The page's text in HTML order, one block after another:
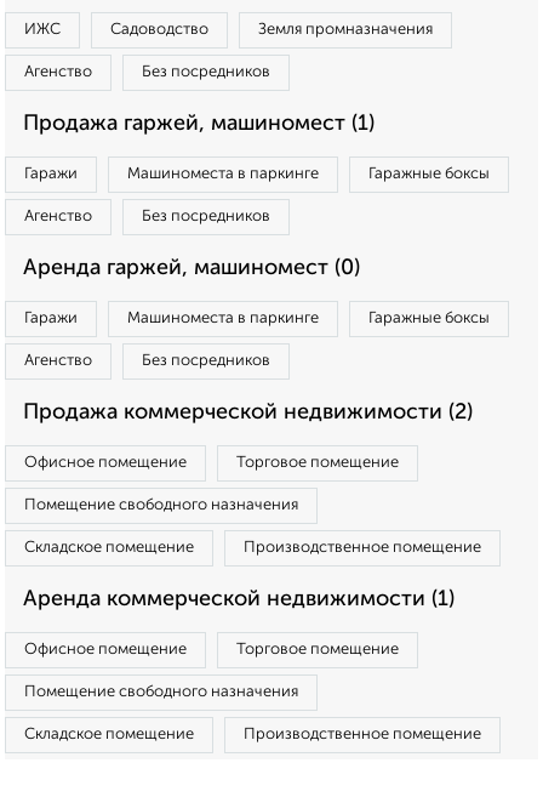
ИЖС Садоводство Земля промназначения
Агенство Без посредников
Продажа гаржей, машиномест (1)
Гаражи Машиноместа в паркинге Гаражные боксы
Агенство Без посредников
Аренда гаржей, машиномест (0)
Гаражи Машиноместа в паркинге Гаражные боксы
Агенство Без посредников
Продажа коммерческой недвижимости (2)
Офисное помещение Торговое помещение
Помещение свободного назначения
Складское помещение Производственное помещение
Аренда коммерческой недвижимости (1)
Офисное помещение Торговое помещение
Помещение свободного назначения
Складское помещение Производственное помещение